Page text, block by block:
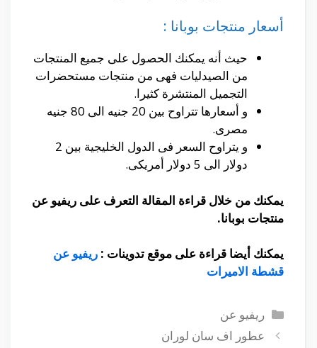
أسعار منتجات بوبانا :
حيث أنه يمكنك الحصول على جميع المنتجات
من الصيدليات فهى من منتجات مستحضرات
التجميل المنتشرة كثيرا.
و أسعارها تتراوح بين 20 جنيه الى 80 جنيه
مصرى.
و يتراوح السعر فى الدول الخليجية بين 2
دولار الى 5 دولار أمريكى.
يمكنك من خلال قراءة المقالة التعرف على ريفيو عن
منتجات بوبانا.
يمكنك أيضا قراءة على موقع تدوينات : ريفيو عن
قشطة الاميرات
التصنيفات
ريفيو عن
عطور اف سان لوران